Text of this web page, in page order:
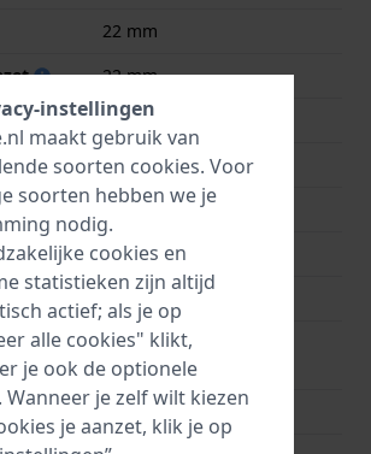
22 mm
22 mm
sluiting
20 mm
Bruin
Bruin
Gesp vouwsluiting
uur
90 mm
uur (mm)
120 mm
instellingen
maakt gebruik van
soorten cookies. Voor
soorten hebben we je
nodig.
cookies en
statistieken zijn altijd
actief; als je op
alle cookies" klikt,
je ook de optionele
Wanneer je zelf wilt kiezen
je aanzet, klik je op